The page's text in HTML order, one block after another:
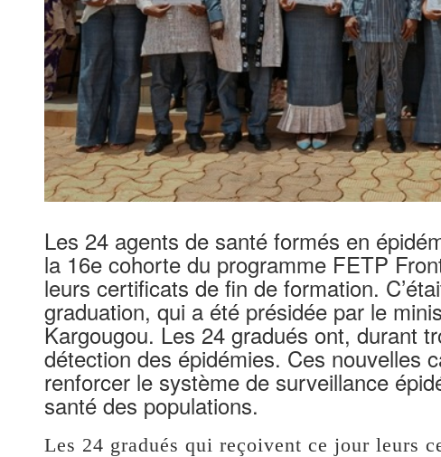
Les 24 agents de santé formés en
la 16e cohorte du programme FETP
leurs certificats de fin de formation.
graduation, qui a été présidée par le
Kargougou. Les 24 gradués ont, durant
détection des épidémies. Ces nouvelles
renforcer le système de surveillance
santé des populations.
Les 24 gradués qui reçoivent ce jour leurs